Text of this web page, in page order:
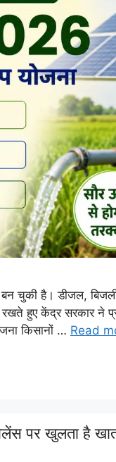
चुकी है। डीजल, बिजली
हुए केंद्र सरकार ने
किसानों … Read
पर खुलता है